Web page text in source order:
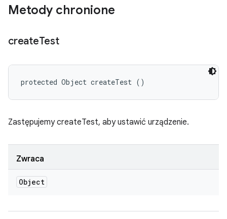
Metody chronione
createTest
protected Object createTest ()
Zastępujemy createTest, aby ustawić urządzenie.
Zwraca
Object